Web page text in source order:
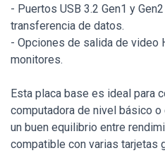
- Puertos USB 3.2 Gen1 y
transferencia de datos.
- Opciones de salida de video
monitores.
Esta placa base es ideal para
computadora de nivel básico
un buen equilibrio entre
compatible con varias